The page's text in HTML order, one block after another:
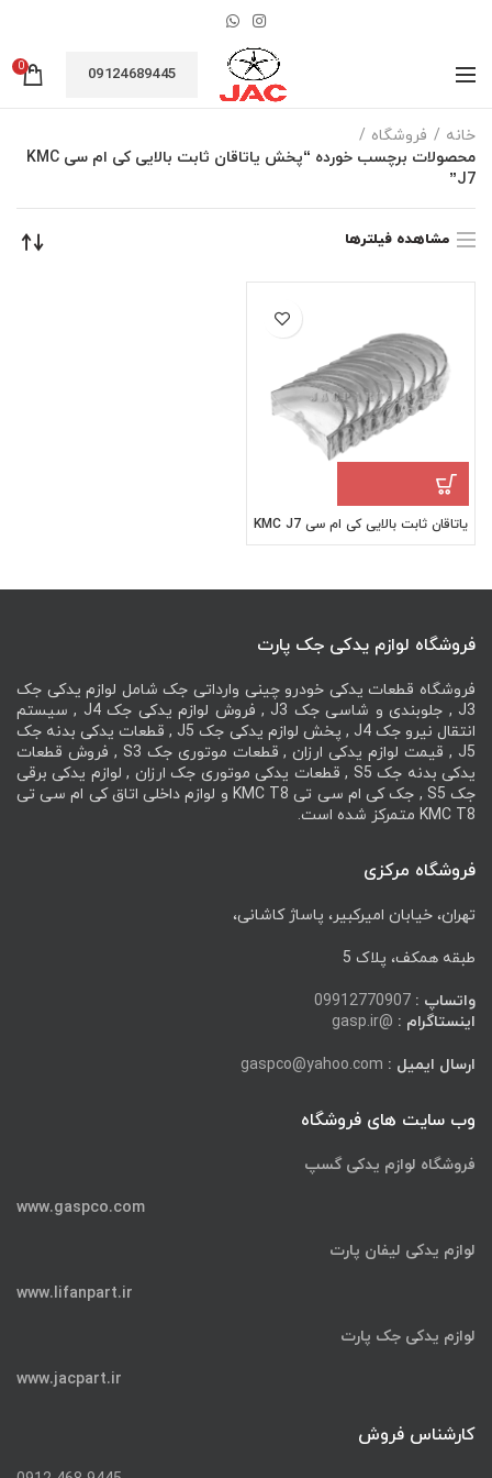
09124689445
0
خانه
فروشگاه
محصولات برچسب خورده “پخش یاتاقان ثابت بالایی کی ام سی KMC
J7”
مشاهده فیلترها
یاتاقان ثابت بالایی کی ام سی KMC J7
فروشگاه لوازم یدکی جک پارت
فروشگاه قطعات یدکی خودرو چینی وارداتی جک شامل لوازم یدکی جک
J3 , جلوبندی و شاسی جک J3 , فروش لوازم یدکی جک J4 , سیستم
انتقال نیرو جک J4 , پخش لوازم یدکی جک J5 , قطعات یدکی بدنه جک
J5 , قیمت لوازم یدکی ارزان , قطعات موتوری جک S3 , فروش قطعات
یدکی بدنه جک S5 , قطعات یدکی موتوری جک ارزان , لوازم یدکی برقی
جک S5 , جک کی ام سی تی KMC T8 و لوازم داخلی اتاق کی ام سی تی
KMC T8 متمرکز شده است.
فروشگاه مرکزی
تهران، خیابان امیرکبیر، پاساژ کاشانی،
طبقه همکف، پلاک 5
واتساپ : 09912770907
اینستاگرام : @gasp.ir
ارسال ایمیل : gaspco@yahoo.com
وب سایت های فروشگاه
فروشگاه لوازم یدکی گسپ
www.gaspco.com
لوازم یدکی لیفان پارت
www.lifanpart.ir
لوازم یدکی جک پارت
www.jacpart.ir
کارشناس فروش